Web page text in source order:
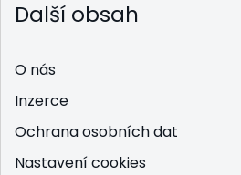
Další obsah
O nás
Inzerce
Ochrana osobních dat
Nastavení cookies